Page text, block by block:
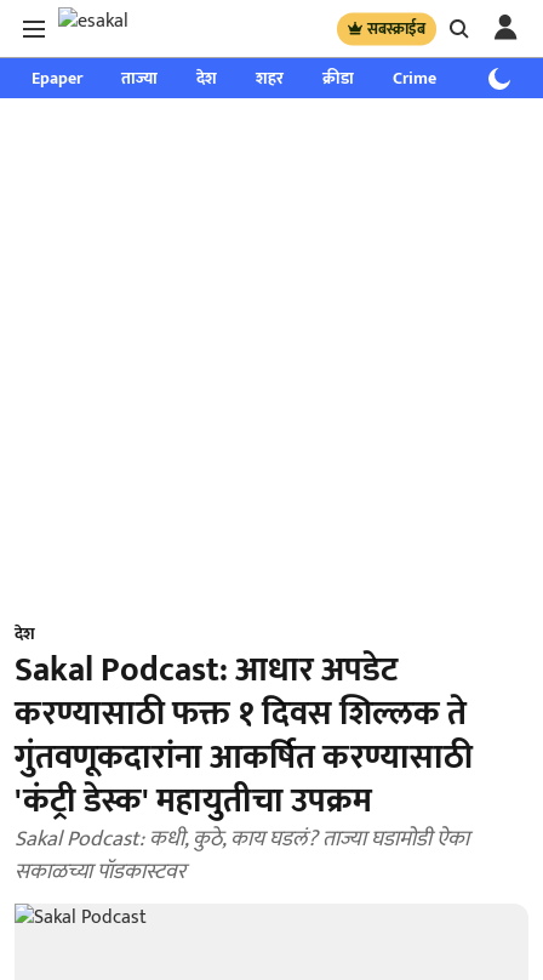
सबस्क्राईब
Epaper ताज्या देश शहर क्रीडा Crime साप्ताहिक
देश
Sakal Podcast: आधार अपडेट
करण्यासाठी फक्त १ दिवस शिल्लक ते
गुंतवणूकदारांना आकर्षित करण्यासाठी
'कंट्री डेस्क' महायुतीचा उपक्रम
Sakal Podcast: कधी, कुठे, काय घडलं? ताज्या घडामोडी ऐका
सकाळच्या पॉडकास्टवर